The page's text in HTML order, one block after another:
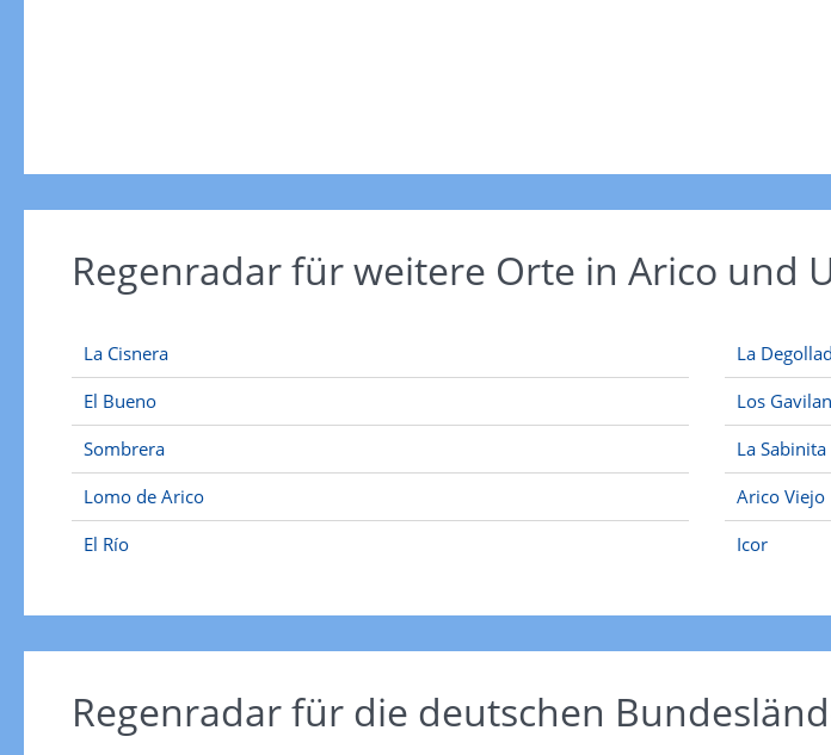
Regenradar für weitere Orte in Arico und
La Cisnera
El Bueno
Sombrera
Lomo de Arico
El Río
La
Los
La Sabinita
Arico Viejo
Icor
Regenradar für die deutschen